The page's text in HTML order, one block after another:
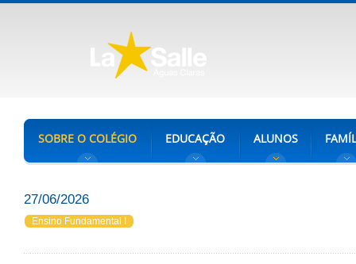
SOBRE O COLÉGIO EDUCAÇÃO ALUNOS
27/06/2026
Ensino Fundamental I